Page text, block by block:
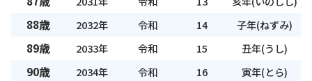
88歳 2032年 令和 14 子年(ねずみ)
89歳 2033年 令和 15 丑年(うし)
90歳 2034年 令和 16 寅年(とら)